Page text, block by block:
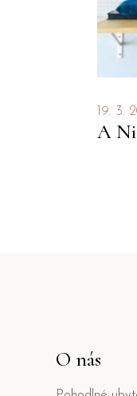
19. 3.
A
O nás